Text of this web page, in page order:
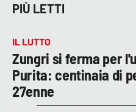
PIÙ LETTI
IL LUTTO
Zungri si ferma per
Purita: centinaia di
27enne